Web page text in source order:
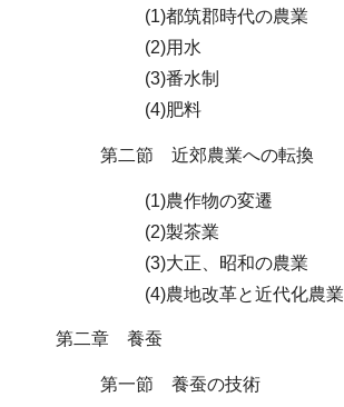
(1)都筑郡時代の農業
(2)用水
(3)番水制
(4)肥料
第二節 近郊農業への転換
(1)農作物の変遷
(2)製茶業
(3)大正、昭和の農業
(4)農地改革と近代化農業
第二章 養蚕
第一節 養蚕の技術